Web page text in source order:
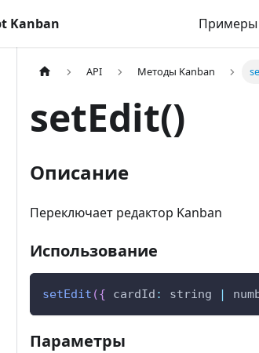
Kanban Примеры
API Методы Kanban
setEdit()
Описание
Переключает редактор Kanban
Использование
setEdit ({ cardId : string |
Параметры